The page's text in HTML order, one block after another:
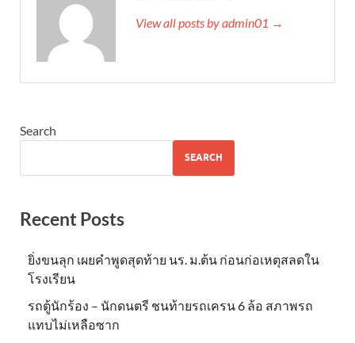
View all posts by admin01 →
Search
SEARCH
Recent Posts
ยิ่งขนลุก เผยคำพูดสุดท้าย นร. ม.ต้น ก่อนก่อเหตุสลดใน
โรงเรียน
รถตู้นักร้อง – นักดนตรี ชนท้ายรถเครน 6 ล้อ สภาพรถ
แทบไม่เหลือซาก